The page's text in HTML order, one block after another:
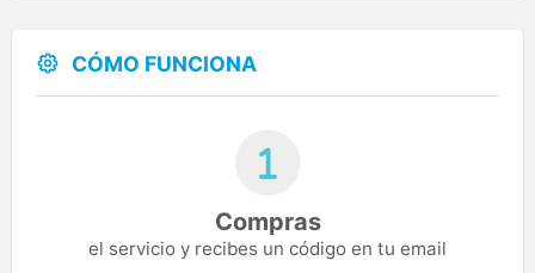
CÓMO FUNCIONA
Compras
el servicio y recibes un código en tu email